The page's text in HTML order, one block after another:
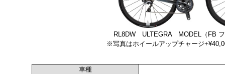
RL8DW ULTEGRA MODEL（FB フ
※写真はホイールアップチャージ
車種